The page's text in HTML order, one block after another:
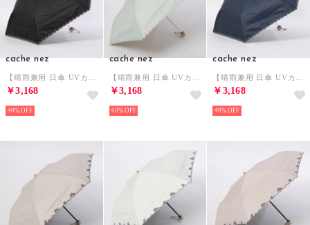
cache nez
￥3,168
40%
cache nez
￥3,168
40%
cache nez
￥3,168
40%